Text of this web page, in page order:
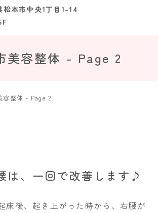
本市中央1丁目1-14
美容整体 - Page 2
容整体 - Page 2
は、一回で改善します♪
床後、起き上がった時から、右腰が